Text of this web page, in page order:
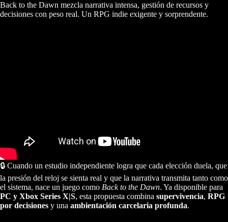
Back to the Dawn mezcla narrativa intensa, gestión de recursos y
decisiones con peso real. Un RPG indie exigente y sorprendente.
🔒 Cuando un estudio independiente logra que cada elección duela, que
la presión del reloj se sienta real y que la narrativa transmita tanto como
el sistema, nace un juego como Back to the Dawn. Ya disponible para
PC y Xbox Series X|S, esta propuesta combina supervivencia, RPG
por decisiones y una ambientación carcelaria profunda.